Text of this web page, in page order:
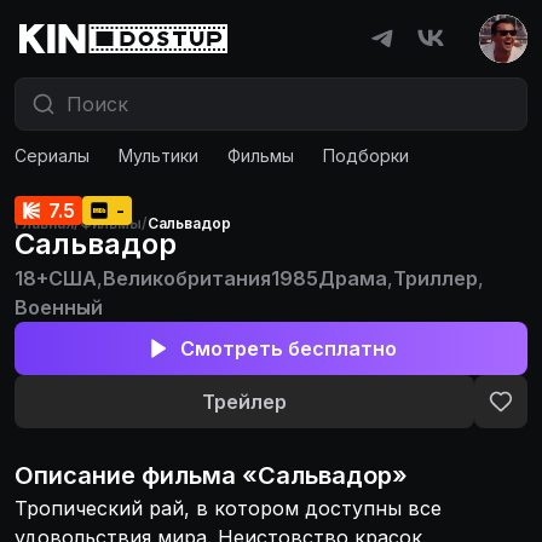
Сериалы Мультики Фильмы Подборки
Главная/Фильмы/Сальвадор
7.5 -
Сальвадор
18+США,Великобритания1985Драма,Триллер,
Военный
Смотреть бесплатно
Трейлер
Описание фильма «Сальвадор»
Тропический рай, в котором доступны все
удовольствия мира. Неистовство красок,